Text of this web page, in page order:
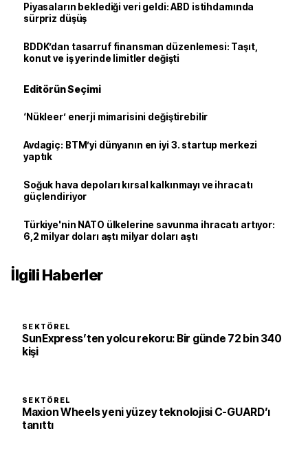
Piyasaların beklediği veri geldi: ABD istihdamında
sürpriz düşüş
BDDK’dan tasarruf finansman düzenlemesi: Taşıt,
konut ve iş yerinde limitler değişti
Editörün Seçimi
‘Nükleer’ enerji mimarisini değiştirebilir
Avdagiç: BTM’yi dünyanın en iyi 3. startup merkezi
yaptık
Soğuk hava depoları kırsal kalkınmayı ve ihracatı
güçlendiriyor
Türkiye'nin NATO ülkelerine savunma ihracatı artıyor:
6,2 milyar doları aştı milyar doları aştı
İlgili Haberler
SEKTÖREL
SunExpress’ten yolcu rekoru: Bir günde 72 bin 340
kişi
SEKTÖREL
Maxion Wheels yeni yüzey teknolojisi C-GUARD’ı
tanıttı